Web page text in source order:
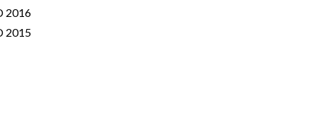
2016
2015